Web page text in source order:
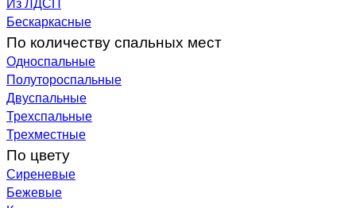
Бескаркасные
По количеству спальных мест
Односпальные
Полутороспальные
Двуспальные
Трехспальные
Трехместные
По цвету
Сиреневые
Бежевые